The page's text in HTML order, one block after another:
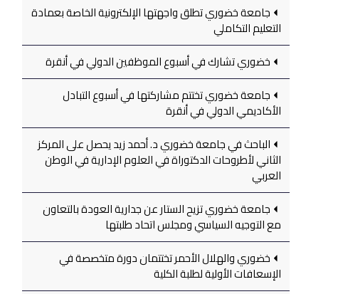
جامعة خضوري تطلق واجهتها الإلكترونية الخاصة بعمادة
التعليم التكاملي
خضوري تشارك في أسبوع الموظفين الدولي في أنقرة
جامعة خضوري تختتم مشاركتها في أسبوع التبادل
الأكاديمي الدولي في أنقرة
الباحث في جامعة خضوري د. أحمد زيد يحصل على المركز
الثاني لأطروحات الدكتوراة في العلوم الإدارية في الوطن
العربي
جامعة خضوري تزيح الستار عن جدارية العودة بالتعاون
مع التوجيه السياسي ومجلس اتحاد طلبتها
خضوري والهلال الأحمر تختتمان دورة متخصصة في
الإسعافات الأولية لطلبة الكلية